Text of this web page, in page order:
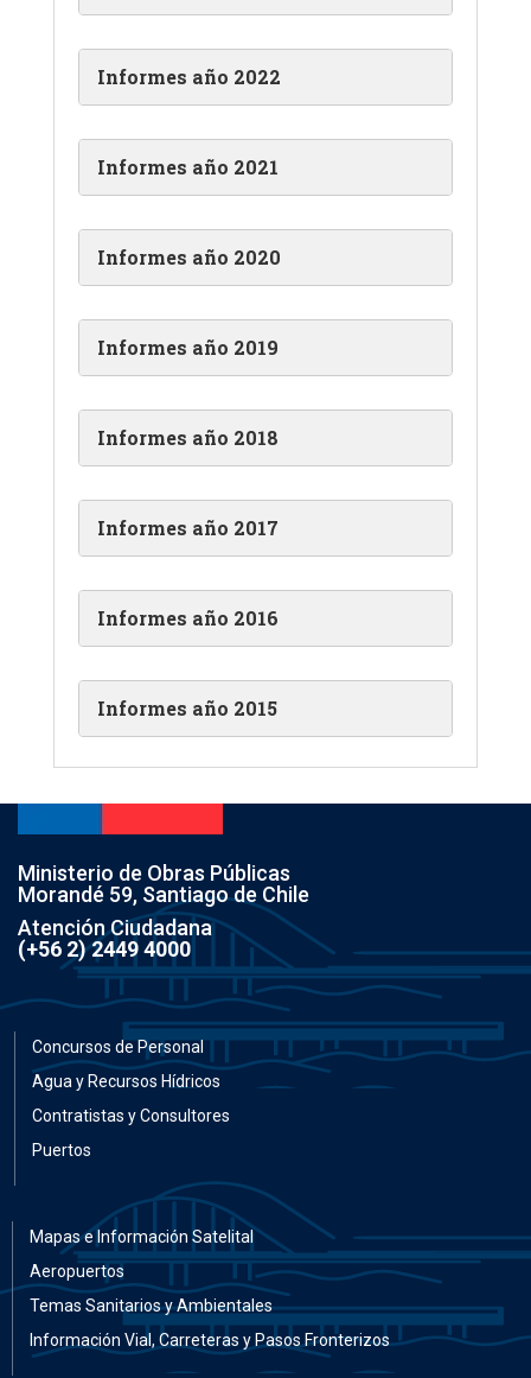
Informes año 2022
Informes año 2021
Informes año 2020
Informes año 2019
Informes año 2018
Informes año 2017
Informes año 2016
Informes año 2015
Ministerio de Obras Públicas
Morandé 59, Santiago de Chile
Atención Ciudadana
(+56 2) 2449 4000
Concursos de Personal
Agua y Recursos Hídricos
Contratistas y Consultores
Puertos
Mapas e Información Satelital
Aeropuertos
Temas Sanitarios y Ambientales
Información Vial, Carreteras y Pasos Fronterizos